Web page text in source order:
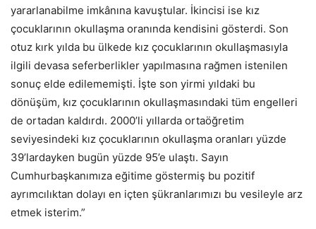
yararlanabilme imkânına kavuştular. İkincisi ise kız
çocuklarının okullaşma oranında kendisini gösterdi. Son
otuz kırk yılda bu ülkede kız çocuklarının okullaşmasıyla
ilgili devasa seferberlikler yapılmasına rağmen istenilen
sonuç elde edilememişti. İşte son yirmi yıldaki bu
dönüşüm, kız çocuklarının okullaşmasındaki tüm engelleri
de ortadan kaldırdı. 2000’li yıllarda ortaöğretim
seviyesindeki kız çocuklarının okullaşma oranları yüzde
39’lardayken bugün yüzde 95’e ulaştı. Sayın
Cumhurbaşkanımıza eğitime göstermiş bu pozitif
ayrımcılıktan dolayı en içten şükranlarımızı bu vesileyle arz
etmek isterim.”